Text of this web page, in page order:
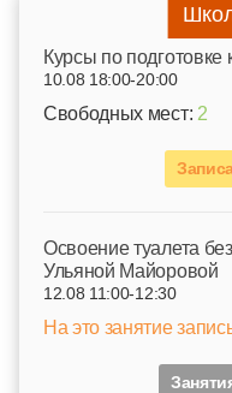
Курсы по подготовке
10.08 18:00-20:00
Свободных мест: 2
Освоение туалета
Ульяной Майоровой
12.08 11:00-12:30
На это занятие